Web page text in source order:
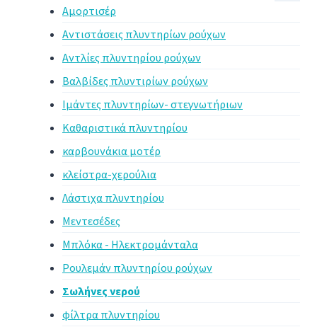
Αμορτισέρ
Αντιστάσεις πλυντηρίων ρούχων
Αντλίες πλυντηρίου ρούχων
Βαλβίδες πλυντιρίων ρούχων
Ιμάντες πλυντηρίων- στεγνωτήριων
Καθαριστικά πλυντηρίου
καρβουνάκια μοτέρ
κλείστρα-χερούλια
Λάστιχα πλυντηρίου
Μεντεσέδες
Μπλόκα - Ηλεκτρομάνταλα
Ρουλεμάν πλυντηρίου ρούχων
Σωλήνες νερού
φίλτρα πλυντηρίου